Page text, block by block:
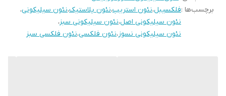
برچسب‌ها :فلکسیبل،نئون استریپ،نئون پلاستیک،نئون سیلیکونی،
نئون سیلیکونی اصل،نئون سیلیکونی سبز،
نئون سیلیکونی نسوز،نئون فلکسی،نئون فلکسی سبز